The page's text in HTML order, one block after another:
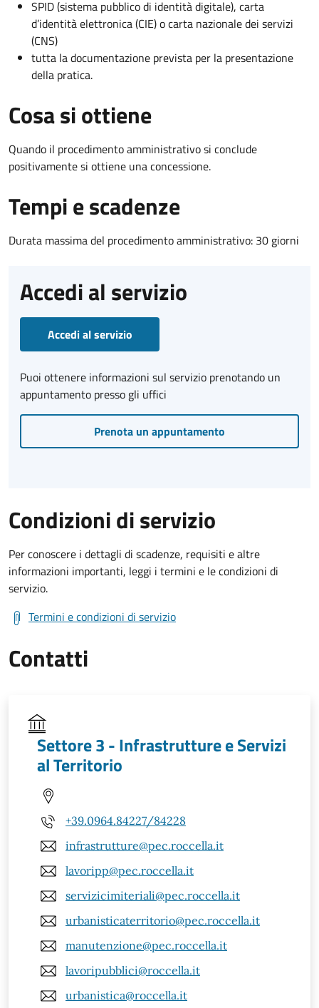
SPID (sistema pubblico di identità digitale), carta
d’identità elettronica (CIE) o carta nazionale dei servizi
(CNS)
tutta la documentazione prevista per la presentazione
della pratica.
Cosa si ottiene
Quando il procedimento amministrativo si conclude
positivamente si ottiene una concessione.
Tempi e scadenze
Durata massima del procedimento amministrativo: 30 giorni
Accedi al servizio
Accedi al servizio
Puoi ottenere informazioni sul servizio prenotando un
appuntamento presso gli uffici
Prenota un appuntamento
Condizioni di servizio
Per conoscere i dettagli di scadenze, requisiti e altre
informazioni importanti, leggi i termini e le condizioni di
servizio.
Termini e condizioni di servizio
Contatti
Settore 3 - Infrastrutture e Servizi
al Territorio
+39.0964.84227/84228
infrastrutture@pec.roccella.it
lavoripp@pec.roccella.it
servizicimiteriali@pec.roccella.it
urbanisticaterritorio@pec.roccella.it
manutenzione@pec.roccella.it
lavoripubblici@roccella.it
urbanistica@roccella.it